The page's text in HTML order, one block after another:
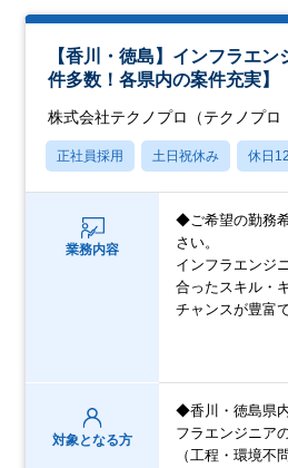
【香川・徳島】インフラエ
件多数！各県内の案件充実】
株式会社テクノプロ（テクノプロ
正社員採用 土日祝休み 休日
業務内容
◆ご希望の勤務
さい。
インフラエンジ
合ったスキル・
チャンスが豊富
対象となる方
◆香川・徳島県
フラエンジニア
（工程・環境不問